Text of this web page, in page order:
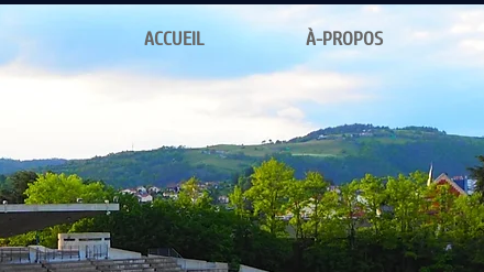
ACCUEIL À-PROPOS